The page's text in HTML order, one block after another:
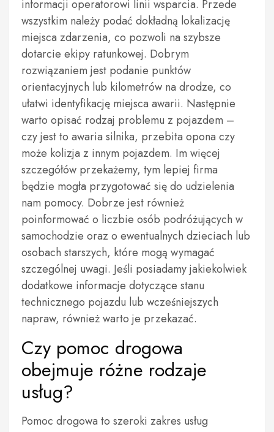
informacji operatorowi linii wsparcia. Przede
wszystkim należy podać dokładną lokalizację
miejsca zdarzenia, co pozwoli na szybsze
dotarcie ekipy ratunkowej. Dobrym
rozwiązaniem jest podanie punktów
orientacyjnych lub kilometrów na drodze, co
ułatwi identyfikację miejsca awarii. Następnie
warto opisać rodzaj problemu z pojazdem –
czy jest to awaria silnika, przebita opona czy
może kolizja z innym pojazdem. Im więcej
szczegółów przekażemy, tym lepiej firma
będzie mogła przygotować się do udzielenia
nam pomocy. Dobrze jest również
poinformować o liczbie osób podróżujących w
samochodzie oraz o ewentualnych dzieciach lub
osobach starszych, które mogą wymagać
szczególnej uwagi. Jeśli posiadamy jakiekolwiek
dodatkowe informacje dotyczące stanu
technicznego pojazdu lub wcześniejszych
napraw, również warto je przekazać.
Czy pomoc drogowa
obejmuje różne rodzaje
usług?
Pomoc drogowa to szeroki zakres usług